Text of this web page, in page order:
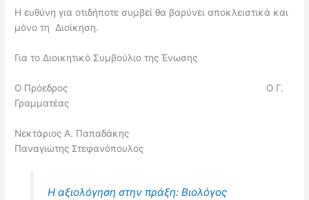
Η ευθύνη για οτιδήποτε συμβεί θα βαρύνει αποκλειστικά και
μόνο τη Διοίκηση.
Για το Διοικητικό Συμβούλιο της Ένωσης
Ο Πρόεδρος Ο Γ.
Γραμματέας
Νεκτάριος Α. Παπαδάκης
Παναγιώτης Στεφανόπουλος
Η αξιολόγηση στην πράξη: Βιολόγος